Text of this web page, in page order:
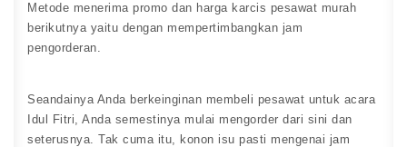
Metode menerima promo dan harga karcis pesawat murah
berikutnya yaitu dengan mempertimbangkan jam
pengorderan.
Seandainya Anda berkeinginan membeli pesawat untuk acara
Idul Fitri, Anda semestinya mulai mengorder dari sini dan
seterusnya. Tak cuma itu, konon isu pasti mengenai jam